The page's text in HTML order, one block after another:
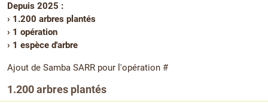
Depuis 2025 :
› 1.200 arbres plantés
› 1 opération
› 1 espèce d'arbre
Ajout de Samba SARR pour l'opération #
1.200 arbres plantés